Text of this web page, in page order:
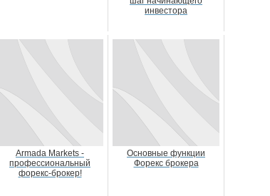
инвестора
Armada Markets -
профессиональный
форекс-брокер!
Основные функции
Форекс брокера